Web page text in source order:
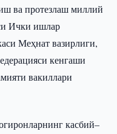
ва протезлаш миллий
Ички ишлар
Меҳнат вазирлиги,
кенгаши
вакиллари
касбий–